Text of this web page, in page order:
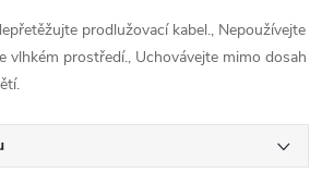
prodlužovací kabel., Nepoužívejte
vlhkém prostředí., Uchovávejte mimo dosah